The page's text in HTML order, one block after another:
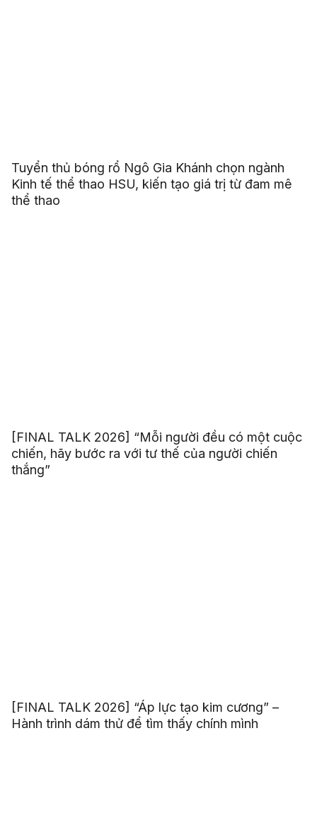
Tuyển thủ bóng rổ Ngô Gia Khánh chọn ngành
Kinh tế thể thao HSU, kiến tạo giá trị từ đam mê
thể thao
[FINAL TALK 2026] “Mỗi người đều có một cuộc
chiến, hãy bước ra với tư thế của người chiến
thắng”
[FINAL TALK 2026] “Áp lực tạo kim cương” –
Hành trình dám thử để tìm thấy chính mình